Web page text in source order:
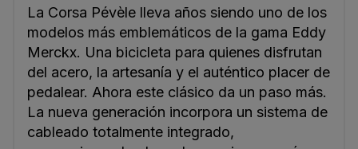
La Corsa Pévèle lleva años siendo uno de los
modelos más emblemáticos de la gama Eddy
Merckx. Una bicicleta para quienes disfrutan
del acero, la artesanía y el auténtico placer de
pedalear. Ahora este clásico da un paso más.
La nueva generación incorpora un sistema de
cableado totalmente integrado,